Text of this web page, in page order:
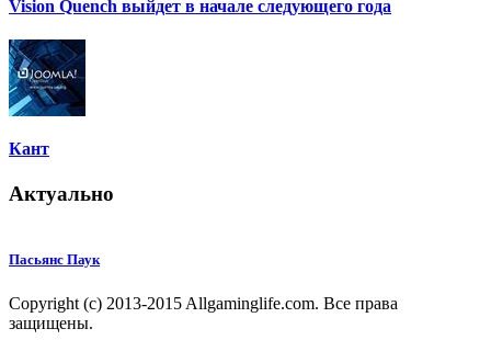
Vision Quench выйдет в начале следующего года
Кант
Актуально
Пасьянс Паук
Copyright (c) 2013-2015 Allgaminglife.com. Все права
защищены.